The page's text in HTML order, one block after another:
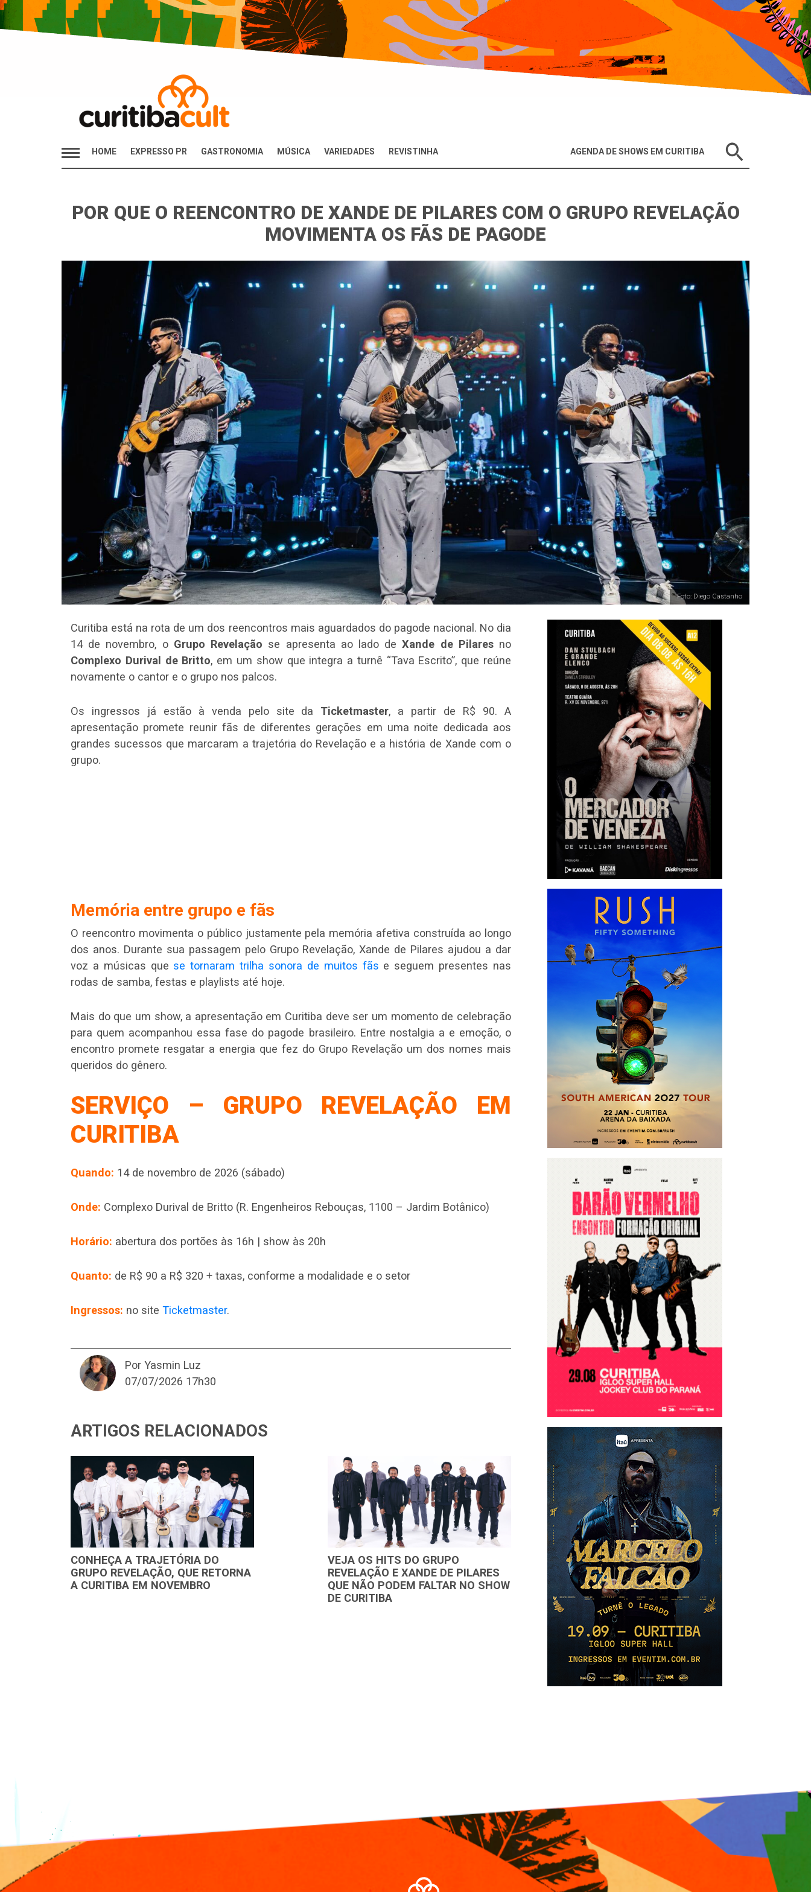
HOME EXPRESSO PR GASTRONOMIA MÚSICA VARIEDADES REVISTINHA AGENDA DE SHOWS EM CURITIBA
POR QUE O REENCONTRO DE XANDE DE PILARES COM O GRUPO REVELAÇÃO
MOVIMENTA OS FÃS DE PAGODE
Foto: Diego Castanho
Curitiba está na rota de um dos reencontros mais aguardados do pagode nacional. No dia
14 de novembro, o Grupo Revelação se apresenta ao lado de Xande de Pilaresno
Complexo Durival de Britto, em um show que integra a turnê “Tava Escrito”, que reúne
novamente o cantor e o grupo nos palcos.
Os ingressos já estão à venda pelo site da Ticketmaster, a partir de R$ 90. A
apresentação promete reunir fãs de diferentes gerações em uma noite dedicada aos
grandes sucessos que marcaram a trajetória do Revelação e a história de Xande com o
grupo.
Memória entre grupo e fãs
O reencontro movimenta o público justamente pela memória afetiva construída ao longo
dos anos. Durante sua passagem pelo Grupo Revelação, Xande de Pilares ajudou a dar
voz a músicas que se tornaram trilha sonora de muitos fãs e seguem presentes nas
rodas de samba, festas e playlists até hoje.
Mais do que um show, a apresentação em Curitiba deve ser um momento de celebração
para quem acompanhou essa fase do pagode brasileiro. Entre nostalgia a e emoção, o
encontro promete resgatar a energia que fez do Grupo Revelação um dos nomes mais
queridos do gênero.
SERVIÇO – GRUPO REVELAÇÃO EM
CURITIBA
Quando: 14 de novembro de 2026 (sábado)
Onde: Complexo Durival de Britto (R. Engenheiros Rebouças, 1100 – Jardim Botânico)
Horário: abertura dos portões às 16h | show às 20h
Quanto: de R$ 90 a R$ 320 + taxas, conforme a modalidade e o setor
Ingressos: no site Ticketmaster.
Por Yasmin Luz
07/07/2026 17h30
ARTIGOS RELACIONADOS
CONHEÇA A TRAJETÓRIA DO
GRUPO REVELAÇÃO, QUE RETORNA
A CURITIBA EM NOVEMBRO
VEJA OS HITS DO GRUPO
REVELAÇÃO E XANDE DE PILARES
QUE NÃO PODEM FALTAR NO SHOW
DE CURITIBA